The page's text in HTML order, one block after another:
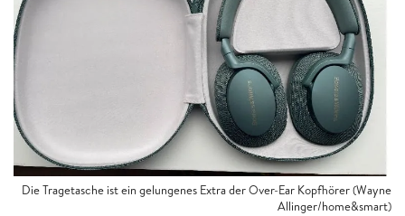
Die Tragetasche ist ein gelungenes Extra der Over-Ear Kopfhörer (Wayne
Allinger/home&smart)